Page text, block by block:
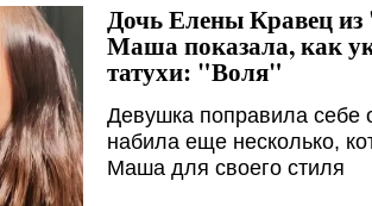
Дочь Елены Кравец
Маша показала, как
татухи: "Воля"
Девушка поправила себе
набила еще несколько,
Маша для своего стиля